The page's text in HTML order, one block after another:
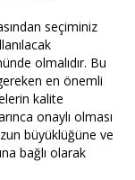
seçiminiz
olmalıdır. Bu
en önemli
kalite
onaylı olması
büyüklüğüne ve
bağlı olarak